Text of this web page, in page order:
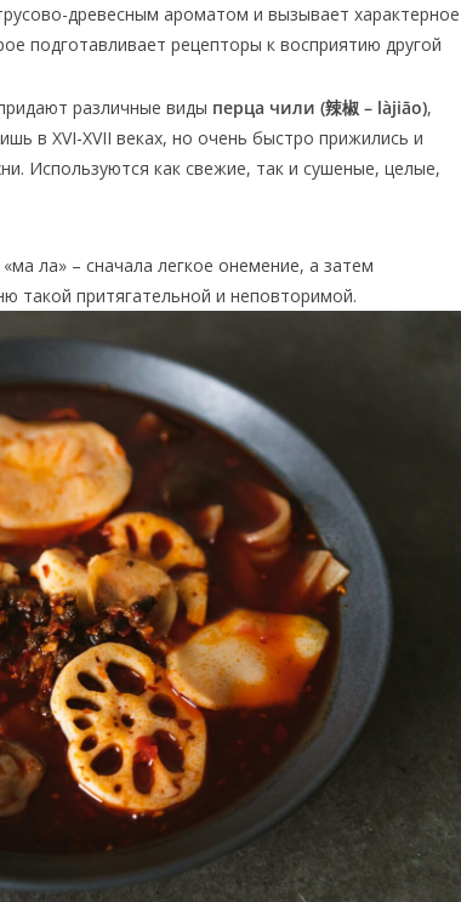
древесным ароматом и вызывает характерное
подготавливает рецепторы к восприятию другой
различные виды перца чили (辣椒 – làjiāo),
в XVI-XVII веках, но очень быстро прижились и
Используются как свежие, так и сушеные, целые,
ла» – сначала легкое онемение, а затем
такой притягательной и неповторимой.